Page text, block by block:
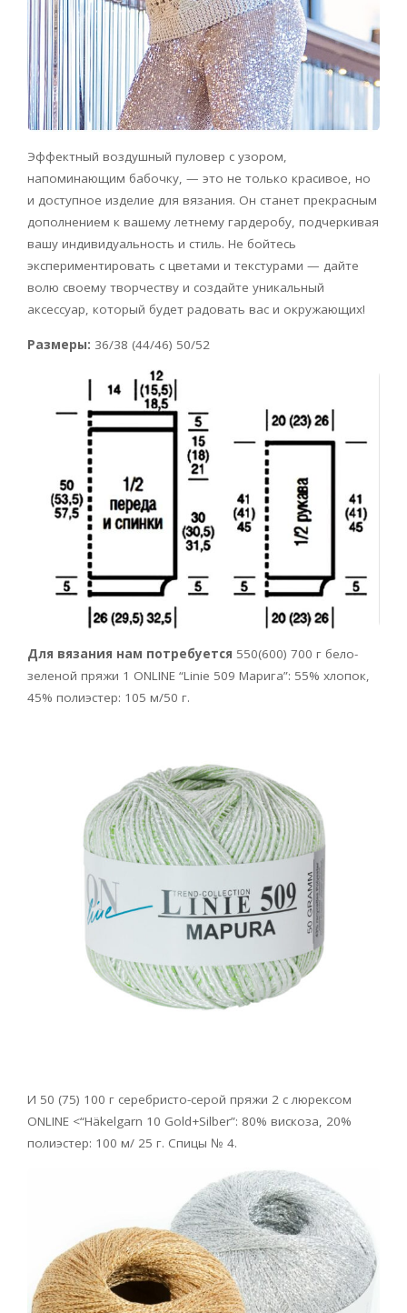
Эффектный воздушный пуловер с узором,
напоминающим бабочку, — это не только красивое, но
и доступное изделие для вязания. Он станет прекрасным
дополнением к вашему летнему гардеробу, подчеркивая
вашу индивидуальность и стиль. Не бойтесь
экспериментировать с цветами и текстурами — дайте
волю своему творчеству и создайте уникальный
аксессуар, который будет радовать вас и окружающих!
Размеры: 36/38 (44/46) 50/52
Для вязания нам потребуется 550(600) 700 г бело-
зеленой пряжи 1 ONLINE “Linie 509 Maрига”: 55% хлопок,
45% полиэстер: 105 м/50 г.
И 50 (75) 100 г серебристо-серой пряжи 2 с люрексом
ONLINE <“Häkelgarn 10 Gold+Silber”: 80% вискоза, 20%
полиэстер: 100 м/ 25 г. Спицы № 4.